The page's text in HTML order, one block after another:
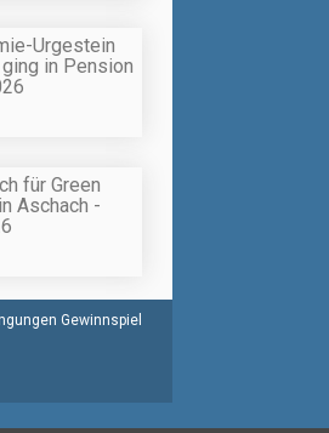
Urgestein
in Pension
für Green
Aschach -
Gewinnspiel